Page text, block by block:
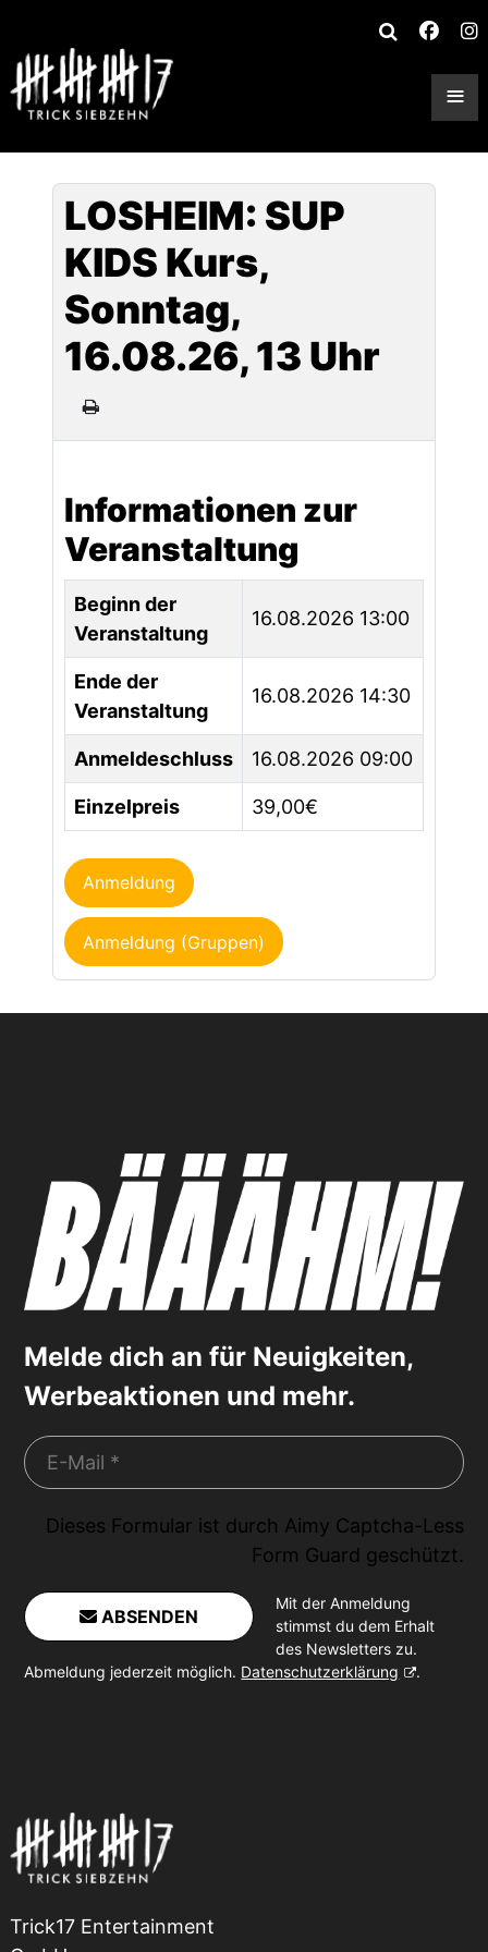
≡
LOSHEIM: SUP
KIDS Kurs,
Sonntag,
16.08.26, 13 Uhr
Informationen zur
Veranstaltung
Beginn der
Veranstaltung
16.08.2026 13:00
Ende der
Veranstaltung
16.08.2026 14:30
Anmeldeschluss 16.08.2026 09:00
Einzelpreis 39,00€
Anmeldung
Anmeldung (Gruppen)
Melde dich an für Neuigkeiten,
Werbeaktionen und mehr.
Dieses Formular ist durch Aimy Captcha-Less
Form Guard geschützt.
ABSENDEN
Mit der Anmeldung
stimmst du dem Erhalt
des Newsletters zu.
Abmeldung jederzeit möglich. Datenschutzerklärung .
Trick17 Entertainment